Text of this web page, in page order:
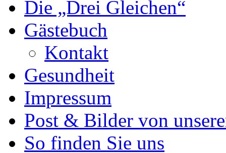
Die „Drei Gleichen“
Gästebuch
Kontakt
Gesundheit
Impressum
Post & Bilder von
So finden Sie uns